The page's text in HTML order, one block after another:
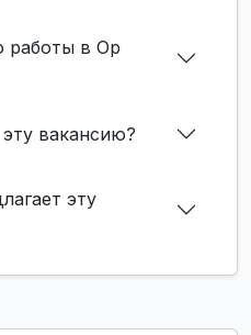
работы в Ор
вакансию?
эту